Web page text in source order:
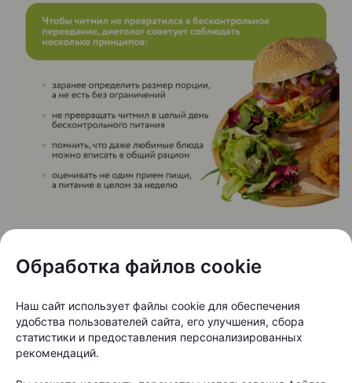
читмилом, если по итогам недели сохраняется
выстроить питание так, чтобы потребности в
специальных "разрешенных днях" просто не
возникало»,
Чернушевич.
Обработка файлов cookie
Наш сайт использует файлы cookie для обеспечения
удобства пользователей сайта, его улучшения, сбора
статистики и предоставления персонализированных
рекомендаций.